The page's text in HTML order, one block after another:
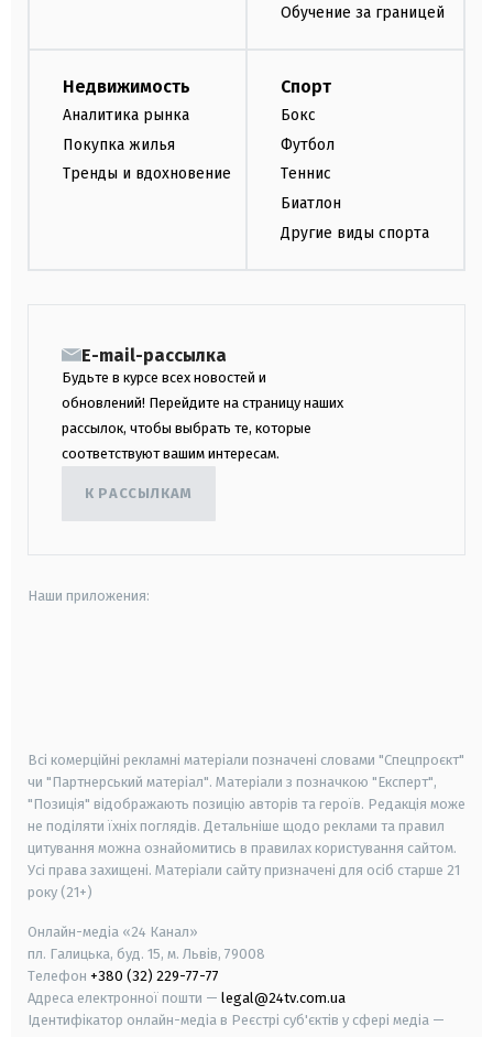
Обучение за границей
Недвижимость
Аналитика рынка
Покупка жилья
Тренды и вдохновение
Спорт
Бокс
Футбол
Теннис
Биатлон
Другие виды спорта
E-mail-рассылка
Будьте в курсе всех новостей и
обновлений! Перейдите на страницу наших
рассылок, чтобы выбрать те, которые
соответствуют вашим интересам.
К РАССЫЛКАМ
Наши приложения:
Всі комерційні рекламні матеріали позначені словами "Спецпроєкт"
чи "Партнерський матеріал". Матеріали з позначкою "Експерт",
"Позиція" відображають позицію авторів та героїв. Редакція може
не поділяти їхніх поглядів. Детальніше щодо реклами та правил
цитування можна ознайомитись в правилах користування сайтом.
Усі права захищені. Матеріали сайту призначені для осіб старше 21
року (21+)
Онлайн-медіа «24 Канал»
пл. Галицька, буд. 15, м. Львів, 79008
Телефон +380 (32) 229-77-77
Адреса електронної пошти — legal@24tv.com.ua
Ідентифікатор онлайн-медіа в Реєстрі суб'єктів у сфері медіа —